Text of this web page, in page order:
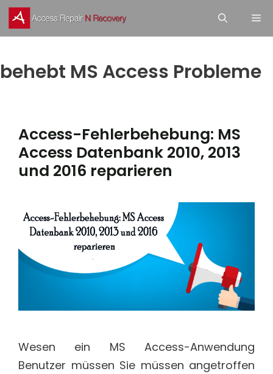
Skip
to
behebt MS Access Probleme
Access-Fehlerbehebung: MS
Access Datenbank 2010, 2013
und 2016 reparieren
Wesen ein MS Access-Anwendung
Benutzer müssen Sie müssen angetroffen